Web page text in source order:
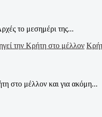
το μεσημέρι της...
στο μέλλον και για ακόμη...